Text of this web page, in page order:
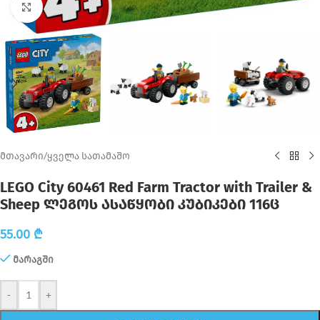
Click to enlarge
მთავარი/ყველა სათამაშო
LEGO City 60461 Red Farm Tractor with Trailer &
Sheep ლეგოს ასაწყობი კუბიკები 116ც
55.00 ₾
მარაგში
- +